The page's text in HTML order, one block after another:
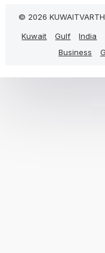
© 2026
Kuwait
Gulf India
Business